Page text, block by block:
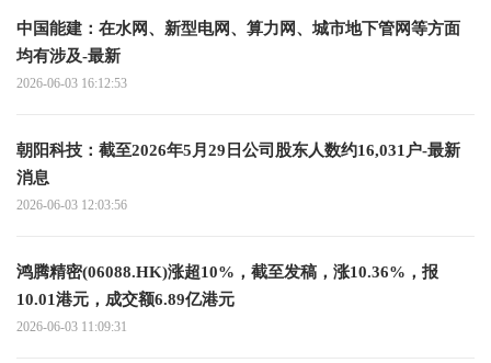
中国能建：在水网、新型电网、算力网、城市地下管网等方面
均有涉及-最新
2026-06-03 16:12:53
朝阳科技：截至2026年5月29日公司股东人数约16,031户-最新
消息
2026-06-03 12:03:56
鸿腾精密(06088.HK)涨超10%，截至发稿，涨10.36%，报
10.01港元，成交额6.89亿港元
2026-06-03 11:09:31